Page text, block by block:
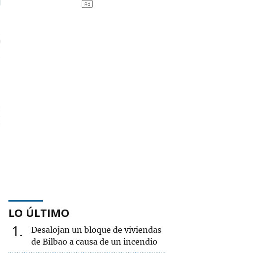
LO ÚLTIMO
1
Desalojan un bloque de viviendas
de Bilbao a causa de un incendio